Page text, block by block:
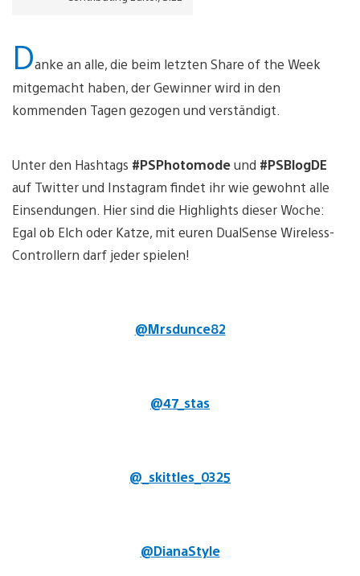
Danke an alle, die beim letzten Share of the Week
mitgemacht haben, der Gewinner wird in den
kommenden Tagen gezogen und verständigt.
Unter den Hashtags #PSPhotomodeund #PSBlogDE
auf Twitter und Instagram findet ihr wie gewohnt alle
Einsendungen. Hier sind die Highlights dieser Woche:
Egal ob Elch oder Katze, mit euren DualSense Wireless-
Controllern darf jeder spielen!
@Mrsdunce82
@47_stas
@_skittles_0325
@DianaStyle